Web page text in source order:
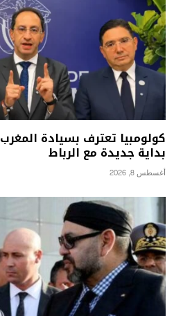
كولومبيا تعترف بسيادة
بداية جديدة مع الرباط
أغسطس 8, 2026